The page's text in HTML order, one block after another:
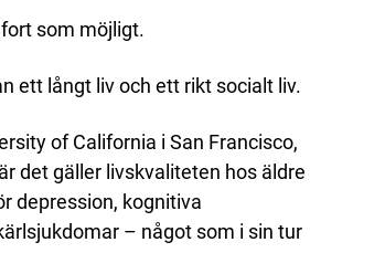
som möjligt.
ett långt liv och ett rikt socialt liv.
of California i San Francisco,
det gäller livskvaliteten hos äldre
depression, kognitiva
– något som i sin tur